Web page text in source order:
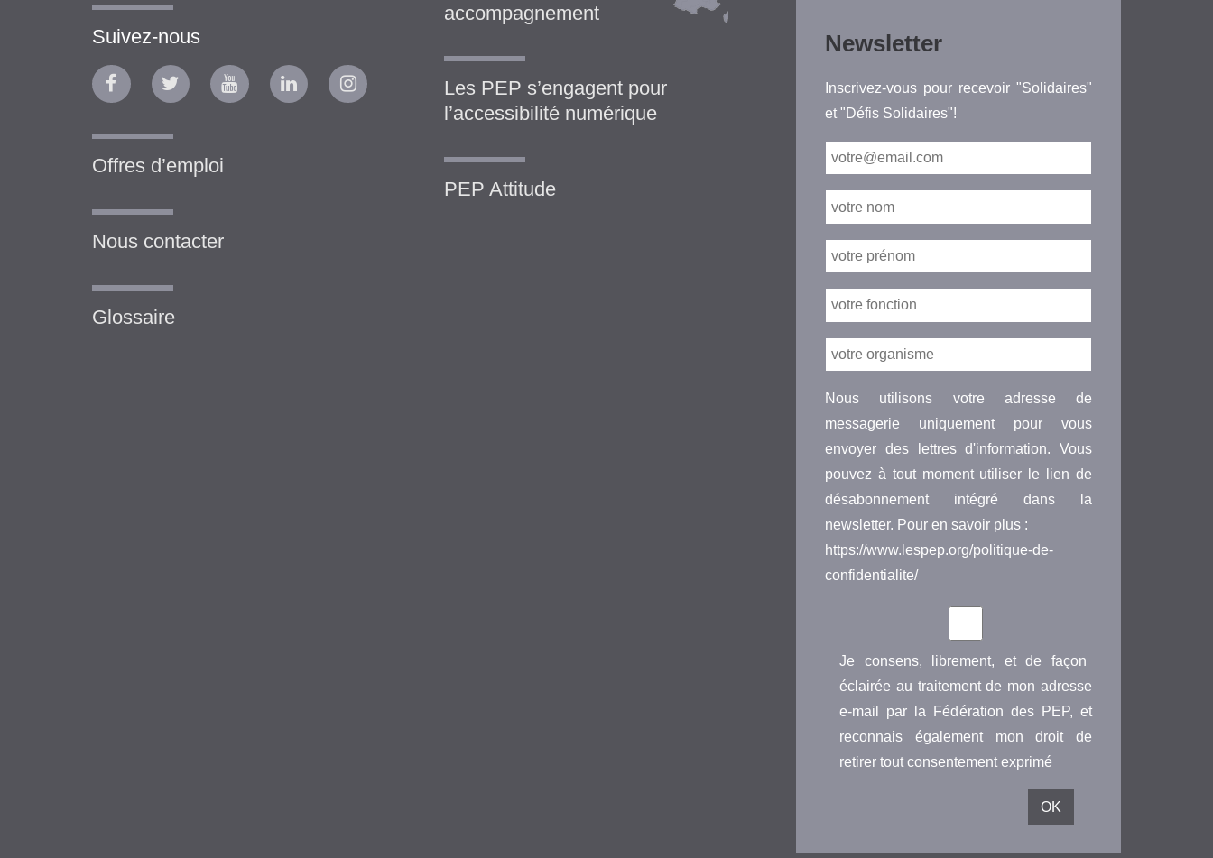
Suivez-nous
Offres d’emploi
Nous contacter
Glossaire
accompagnement
Les PEP s’engagent pour
l’accessibilité numérique
PEP Attitude
Newsletter
Inscrivez-vous pour recevoir "Solidaires"
et "Défis Solidaires"!
Nous utilisons votre adresse de
messagerie uniquement pour vous
envoyer des lettres d'information. Vous
pouvez à tout moment utiliser le lien de
désabonnement intégré dans la
newsletter. Pour en savoir plus :
https://www.lespep.org/politique-de-
confidentialite/
Je consens, librement, et de façon
éclairée au traitement de mon adresse
e-mail par la Fédération des PEP, et
reconnais également mon droit de
retirer tout consentement exprimé